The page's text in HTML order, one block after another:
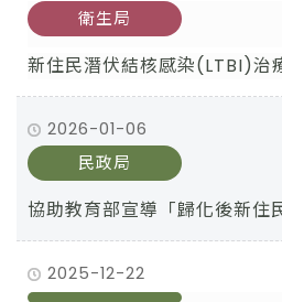
衛生局
新住民潛伏結核感染(LTBI)
2026-01-06
民政局
協助教育部宣導「歸化後新住
2025-12-22